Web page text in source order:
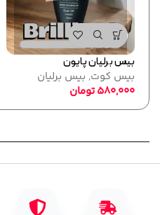
بیس برلیان پایون
بیس کوت, بیس برلیان
580,000تومان